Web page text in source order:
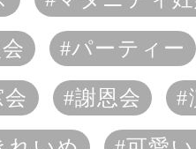
#パーティー
会 #謝恩会 #